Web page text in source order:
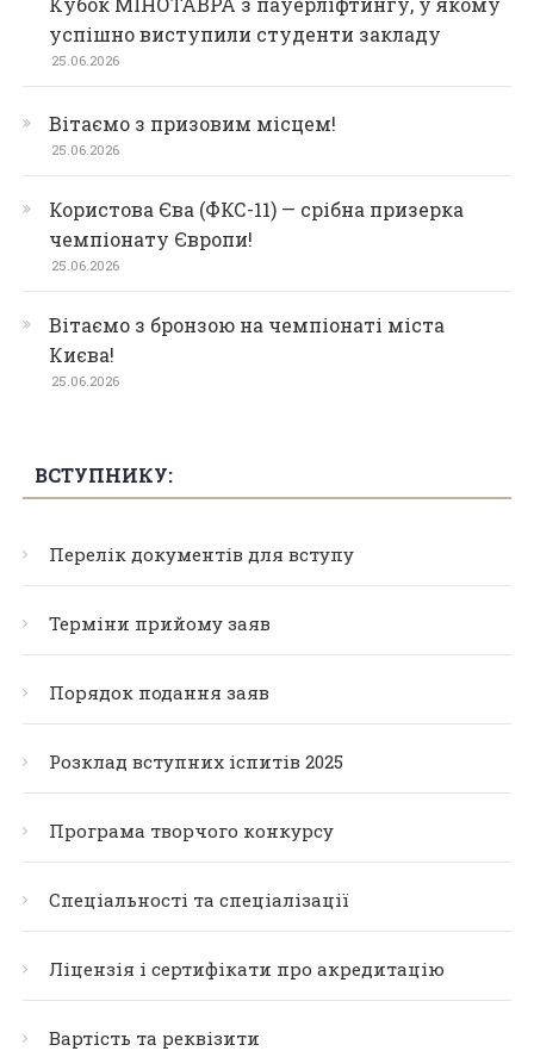
успішно виступили студенти закладу
25.06.2026
Вітаємо з призовим місцем!
25.06.2026
Користова Єва (ФКС-11) — срібна призерка
чемпіонату Європи!
25.06.2026
Вітаємо з бронзою на чемпіонаті міста
Києва!
25.06.2026
ВСТУПНИКУ:
Перелік документів для вступу
Терміни прийому заяв
Порядок подання заяв
Розклад вступних іспитів 2025
Програма творчого конкурсу
Спеціальності та спеціалізації
Ліцензія і сертифікати про акредитацію
Вартість та реквізити